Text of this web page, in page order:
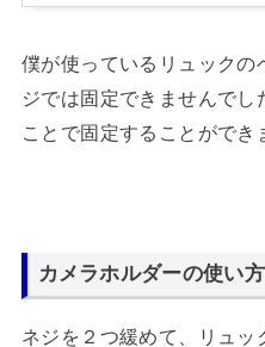
僕が使っているリュックの
ジでは固定できませんで
ことで固定することができ
カメラホルダーの使い方
ネジを２つ緩めて、リュッ